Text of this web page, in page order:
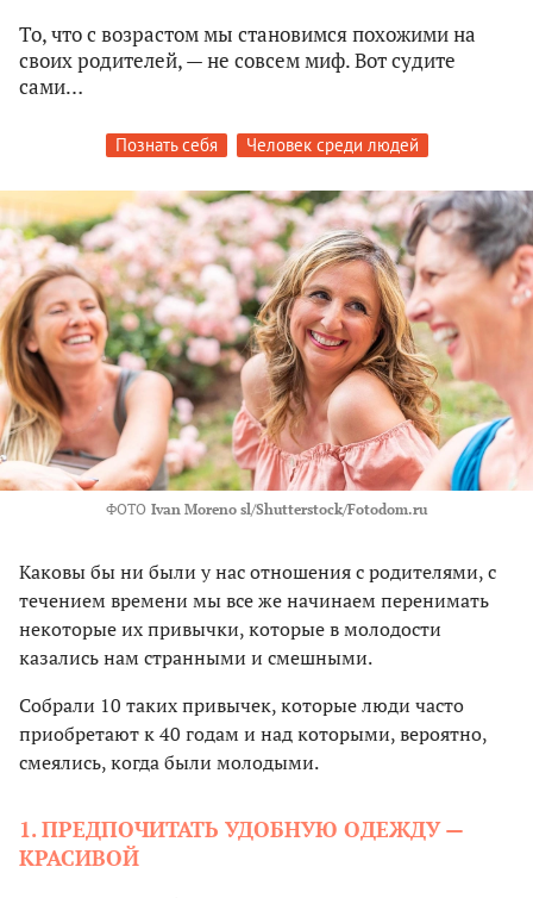
То, что с возрастом мы становимся похожими на
своих родителей, — не совсем миф. Вот судите
сами…
Познать себя Человек среди людей
ФОТО Ivan Moreno sl/Shutterstock/Fotodom.ru
Каковы бы ни были у нас отношения с родителями, с
течением времени мы все же начинаем перенимать
некоторые их привычки, которые в молодости
казались нам странными и смешными.
Собрали 10 таких привычек, которые люди часто
приобретают к 40 годам и над которыми, вероятно,
смеялись, когда были молодыми.
1. ПРЕДПОЧИТАТЬ УДОБНУЮ ОДЕЖДУ —
КРАСИВОЙ